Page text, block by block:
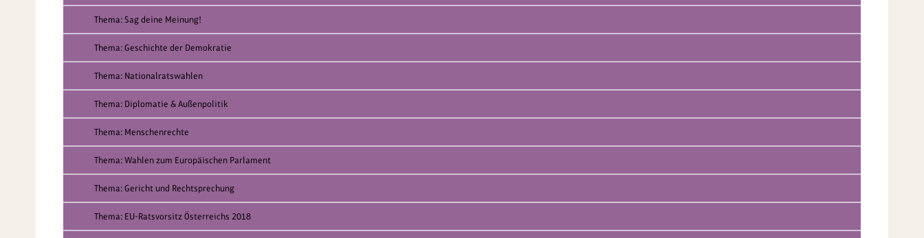
Thema: Sag deine Meinung!
Thema: Geschichte der Demokratie
Thema: Nationalratswahlen
Thema: Diplomatie & Außenpolitik
Thema: Menschenrechte
Thema: Wahlen zum Europäischen Parlament
Thema: Gericht und Rechtsprechung
Thema: EU-Ratsvorsitz Österreichs 2018